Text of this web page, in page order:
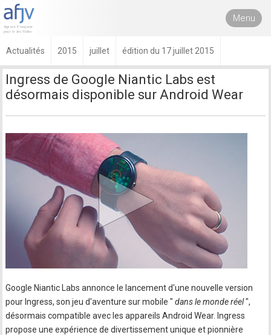
Menu
Actualités 2015 juillet édition du 17 juillet 2015
Ingress de Google Niantic Labs est
désormais disponible sur Android Wear
Google Niantic Labs annonce le lancement d'une nouvelle version
pour Ingress, son jeu d'aventure sur mobile " dans le monde réel",
désormais compatible avec les appareils Android Wear. Ingress
propose une expérience de divertissement unique et pionnière